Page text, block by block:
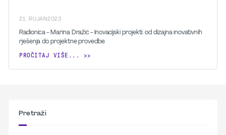
21. RUJAN2023
Radionica - Marina Dražić - Inovacijski projekti: od dizajna inovativnih
rješenja do projektne provedbe
PROČITAJ VIŠE...
Pretraži